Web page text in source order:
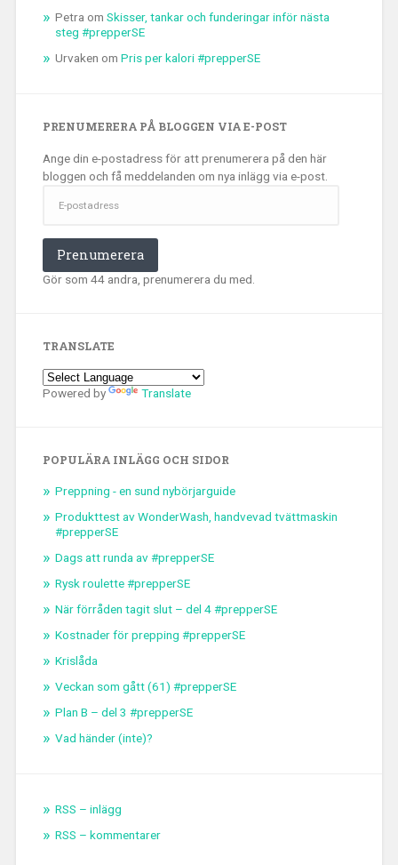
Petra om Skisser, tankar och funderingar inför nästa
steg #prepperSE
Urvaken om Pris per kalori #prepperSE
PRENUMERERA PÅ BLOGGEN VIA E-POST
Ange din e-postadress för att prenumerera på den här
bloggen och få meddelanden om nya inlägg via e-post.
postadress
Prenumerera
Gör som 44 andra, prenumerera du med.
TRANSLATE
Powered by Translate
POPULÄRA INLÄGG OCH SIDOR
Preppning - en sund nybörjarguide
Produkttest av WonderWash, handvevad tvättmaskin
#prepperSE
Dags att runda av #prepperSE
Rysk roulette #prepperSE
När förråden tagit slut – del 4 #prepperSE
Kostnader för prepping #prepperSE
Krislåda
Veckan som gått (61) #prepperSE
Plan B – del 3 #prepperSE
Vad händer (inte)?
RSS – inlägg
RSS – kommentarer